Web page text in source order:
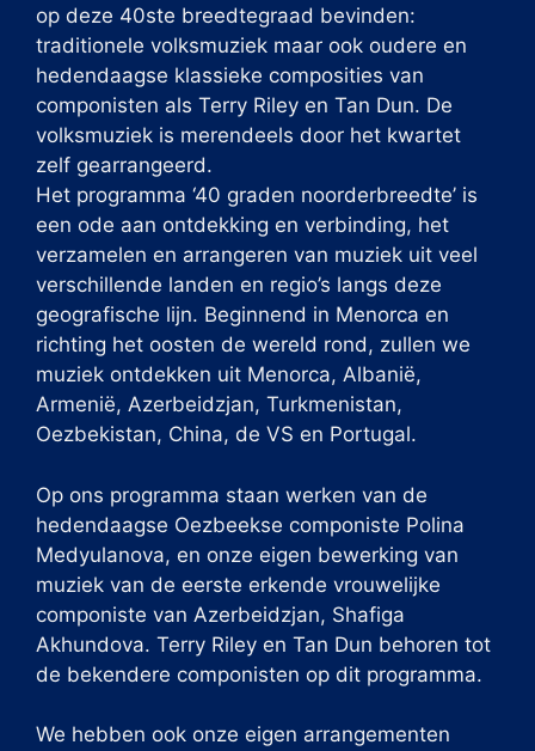
op deze 40ste breedtegraad bevinden:
traditionele volksmuziek maar ook oudere en
hedendaagse klassieke composities van
componisten als Terry Riley en Tan Dun. De
volksmuziek is merendeels door het kwartet
zelf gearrangeerd.
Het programma ‘40 graden noorderbreedte’ is
een ode aan ontdekking en verbinding, het
verzamelen en arrangeren van muziek uit veel
verschillende landen en regio’s langs deze
geografische lijn. Beginnend in Menorca en
richting het oosten de wereld rond, zullen we
muziek ontdekken uit Menorca, Albanië,
Armenië, Azerbeidzjan, Turkmenistan,
Oezbekistan, China, de VS en Portugal.
Op ons programma staan werken van de
hedendaagse Oezbeekse componiste Polina
Medyulanova, en onze eigen bewerking van
muziek van de eerste erkende vrouwelijke
componiste van Azerbeidzjan, Shafiga
Akhundova. Terry Riley en Tan Dun behoren tot
de bekendere componisten op dit programma.
We hebben ook onze eigen arrangementen